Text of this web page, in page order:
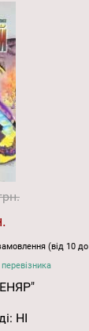
(від 10 до
НІ